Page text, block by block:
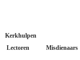
Kerkhulpen
Lectoren
Misdienaars